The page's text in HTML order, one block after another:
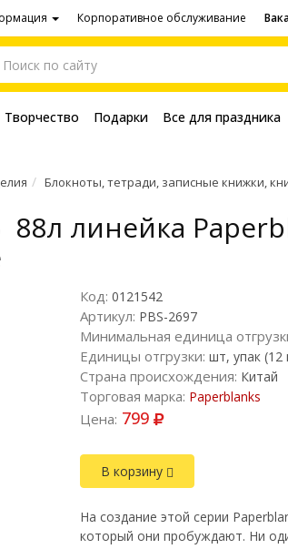
Корпоративное обслуживание
Творчество Подарки Все для праздника
Блокноты, тетради, записные книжки,
линейка
Код: 0121542
Артикул: PBS-2697
Минимальная единица
Единицы отгрузки: шт, упак (12
Страна происхождения: Китай
Торговая марка: Paperblanks
Цена: 799
В корзину
На создание этой серии
который они пробуждают. Ни